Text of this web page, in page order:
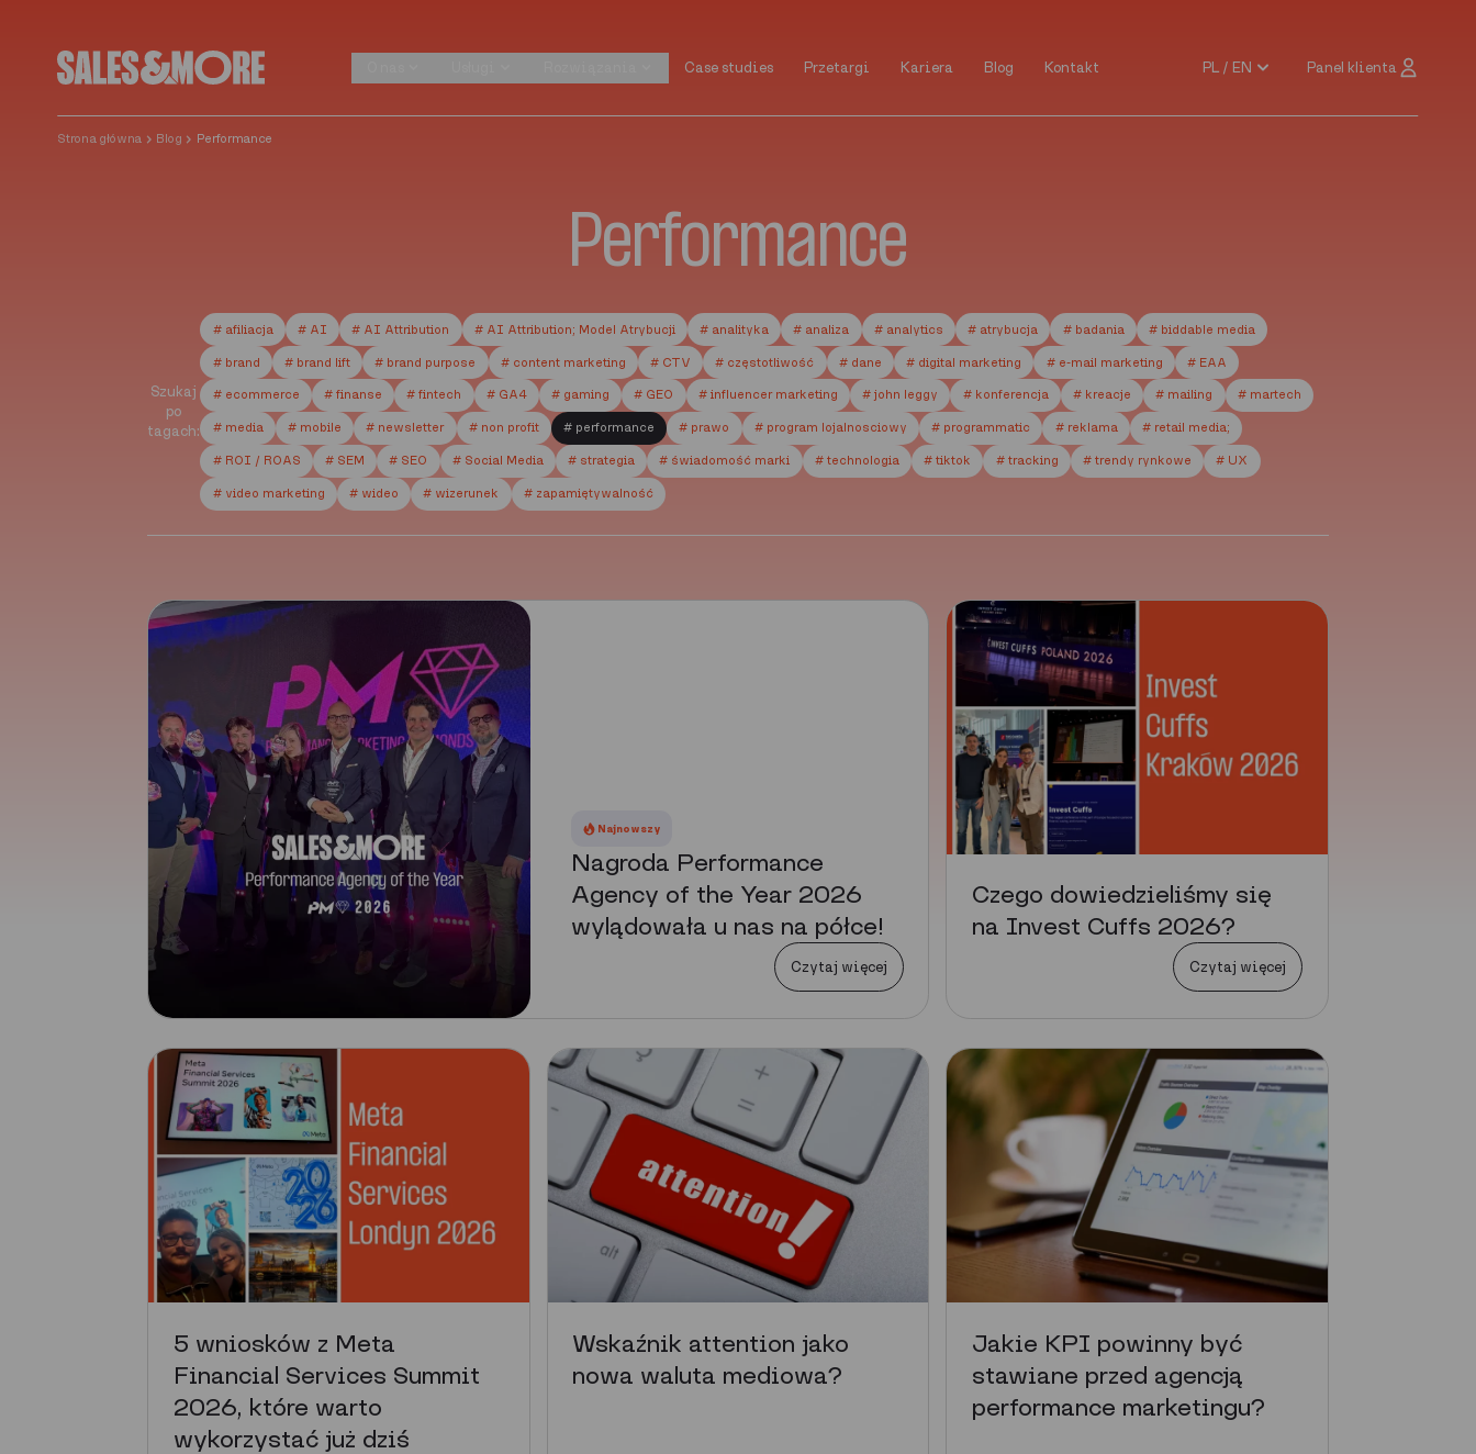
O nas
Usługi
Rozwiązania
Case studies
Przetargi
Kariera
Blog
Kontakt
PL / EN
Panel klienta
Strona główna Blog Performance
Performance
Szukaj
po
tagach:
# afiliacja # AI # AI Attribution # AI Attribution; Model Atrybucji # analityka # analiza # analytics # atrybucja # badania # biddable media
# brand # brand lift # brand purpose # content marketing # CTV # częstotliwość # dane # digital marketing # e-mail marketing # EAA
# ecommerce # finanse # fintech # GA4 # gaming # GEO # influencer marketing # john leggy # konferencja # kreacje # mailing # martech
# media # mobile # newsletter # non profit # performance # prawo # program lojalnosciowy # programmatic # reklama # retail media;
# ROI / ROAS # SEM # SEO # Social Media # strategia # świadomość marki # technologia # tiktok # tracking # trendy rynkowe # UX
# video marketing # wideo # wizerunek # zapamiętywalność
Najnowszy
Nagroda Performance
Agency of the Year 2026
wylądowała u nas na półce!
Czytaj więcej
Czego dowiedzieliśmy się
na Invest Cuffs 2026?
Czytaj więcej
5 wniosków z Meta
Financial Services Summit
2026, które warto
wykorzystać już dziś
Wskaźnik attention jako
nowa waluta mediowa?
Jakie KPI powinny być
stawiane przed agencją
performance marketingu?